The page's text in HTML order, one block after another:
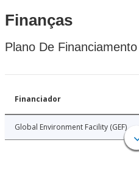
Finanças
Plano De
Financiador
Global Environment Facility (GEF)